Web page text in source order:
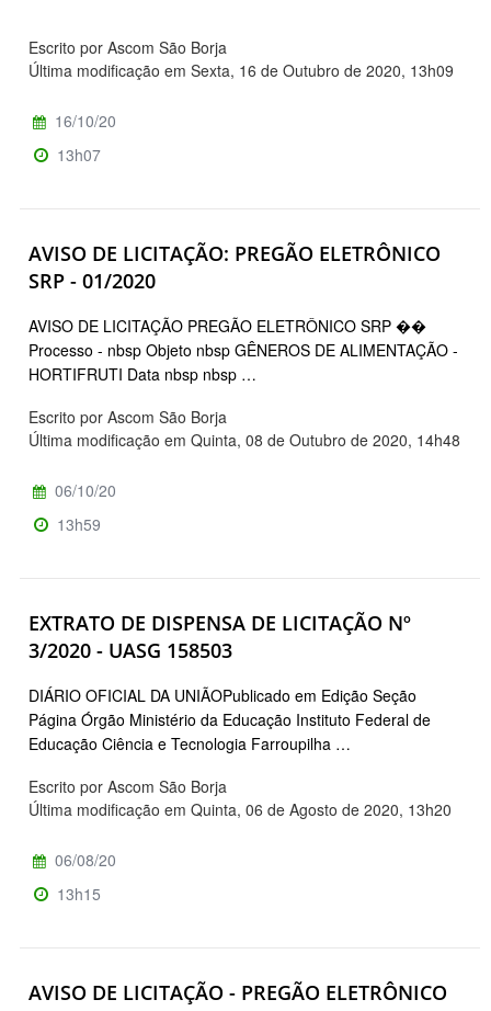
Escrito por Ascom São Borja
Última modificação em Sexta, 16 de Outubro de 2020, 13h09
16/10/20
13h07
AVISO DE LICITAÇÃO: PREGÃO ELETRÔNICO
SRP - 01/2020
AVISO DE LICITAÇÃO PREGÃO ELETRÔNICO SRP ��
Processo - nbsp Objeto nbsp GÊNEROS DE ALIMENTAÇÃO -
HORTIFRUTI Data nbsp nbsp …
Escrito por Ascom São Borja
Última modificação em Quinta, 08 de Outubro de 2020, 14h48
06/10/20
13h59
EXTRATO DE DISPENSA DE LICITAÇÃO Nº
3/2020 - UASG 158503
DIÁRIO OFICIAL DA UNIÃOPublicado em Edição Seção
Página Órgão Ministério da Educação Instituto Federal de
Educação Ciência e Tecnologia Farroupilha …
Escrito por Ascom São Borja
Última modificação em Quinta, 06 de Agosto de 2020, 13h20
06/08/20
13h15
AVISO DE LICITAÇÃO - PREGÃO ELETRÔNICO